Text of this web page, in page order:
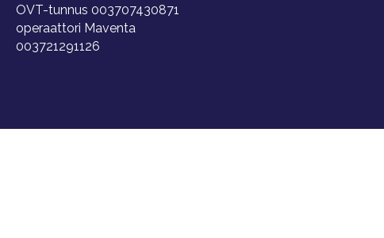
OVT-tunnus 003707430871
operaattori Maventa
003721291126